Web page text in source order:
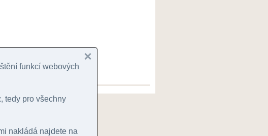
funkcí webových
, tedy pro všechny
nakládá najdete na